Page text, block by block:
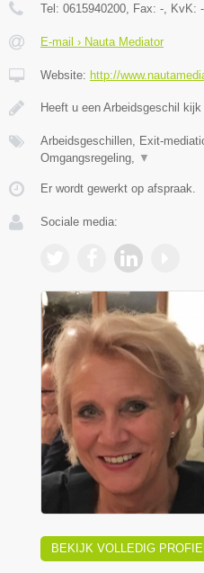
Tel: 0615940200 , Fax: - , KvK: -
E-mail › Nauta Mediator
Website: http://
Heeft u een Arbeidsgeschil
Arbeidsgeschillen, Exit-
Omgangsregeling,
▼
Er wordt gewerkt op afspraak.
Sociale media:
BEKIJK VOLLEDIG